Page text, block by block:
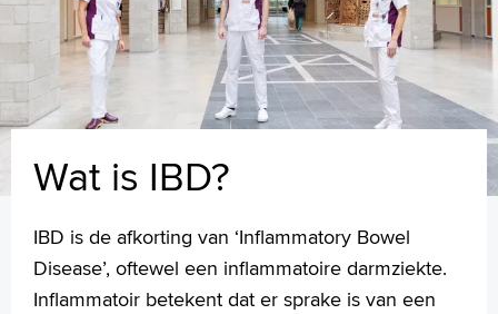
Gezonde leefstijl
IBD Fit®
IBD en chirurgie
IBD en zwangerschap
IBD en werk/studie
Vaccinaties en reizen
Wetenschappelijk onderzoek
Handige links
Wat is IBD?
IBD is de afkorting van ‘Inflammatory Bowel
Disease’, oftewel een inflammatoire darmziekte.
Inflammatoir betekent dat er sprake is van een